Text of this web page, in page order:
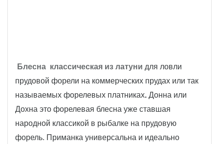
Блесна классическая из латуни для ловли
прудовой форели на коммерческих прудах или так
называемых форелевых платниках. Донна или
Дохна это форелевая блесна уже ставшая
народной классикой в рыбалке на прудовую
форель. Приманка универсальна и идеально